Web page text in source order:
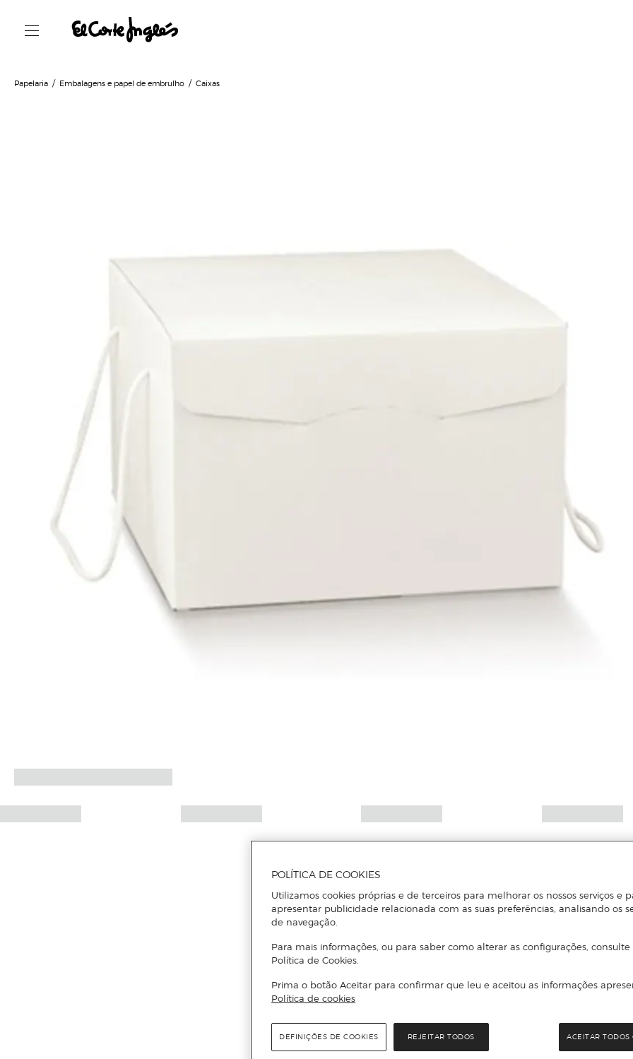
Papelaria Embalagens e papel de embrulho Caixas
POLÍTICA DE COOKIES
Utilizamos cookies próprias e de terceiros para melhorar os nossos serviços e
apresentar publicidade relacionada com as suas preferências, analisando os
de navegação.
Para mais informações, ou para saber como alterar as configurações, consulte
Política de Cookies.
Prima o botão Aceitar para confirmar que leu e aceitou as informações
Política de cookies
REJEITAR TODOS ACEITAR TODOS
DEFINIÇÕES DE COOKIES